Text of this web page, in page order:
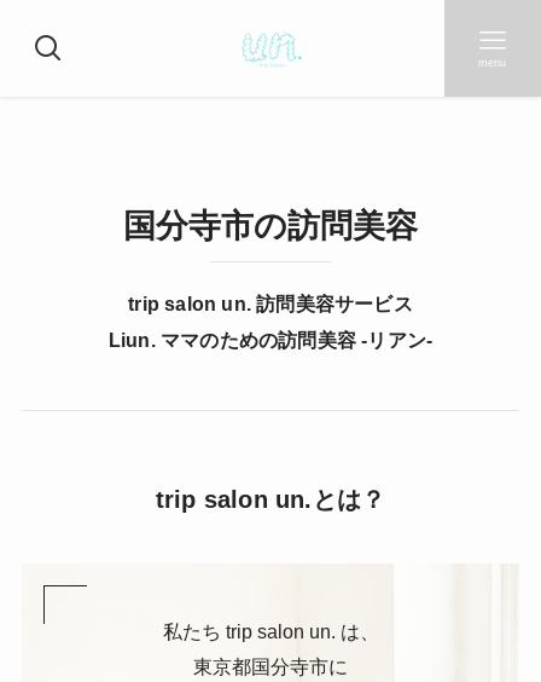
menu
国分寺市の訪問美容
trip salon un. 訪問美容サービス
Liun. ママのための訪問美容 -リアン-
trip salon un.とは？
私たち trip salon un. は、
東京都国分寺市に